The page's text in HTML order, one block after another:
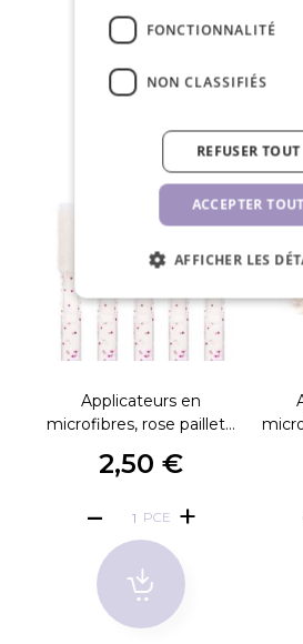
PRODUITS
Applicateurs en
microfibres, rose pailleté
2,50 €
PCE
FONCTIONNALITÉ
NON CLASSIFIÉS
ACCEPTER TOUT
REFUSER TOUT
AFFICHER LES